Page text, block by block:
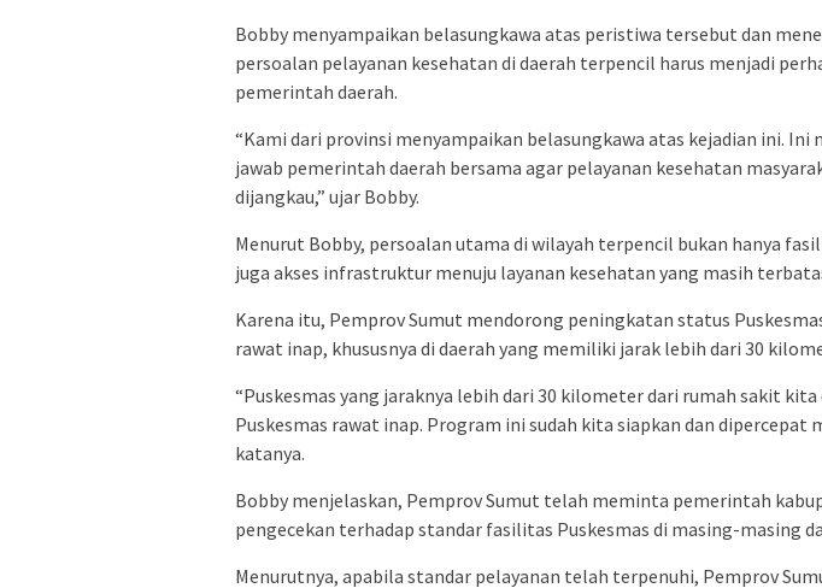
Bobby menyampaikan belasungkawa atas peristiwa tersebut dan
persoalan pelayanan kesehatan di daerah terpencil harus menjadi
pemerintah daerah.
“Kami dari provinsi menyampaikan belasungkawa atas kejadian ini. Ini
jawab pemerintah daerah bersama agar pelayanan kesehatan
dijangkau,” ujar Bobby.
Menurut Bobby, persoalan utama di wilayah terpencil bukan hanya
juga akses infrastruktur menuju layanan kesehatan yang masih
Karena itu, Pemprov Sumut mendorong peningkatan status
rawat inap, khususnya di daerah yang memiliki jarak lebih dari 30
“Puskesmas yang jaraknya lebih dari 30 kilometer dari rumah sakit
Puskesmas rawat inap. Program ini sudah kita siapkan dan dipercepat
katanya.
Bobby menjelaskan, Pemprov Sumut telah meminta pemerintah
pengecekan terhadap standar fasilitas Puskesmas di masing-masing
Menurutnya, apabila standar pelayanan telah terpenuhi, Pemprov